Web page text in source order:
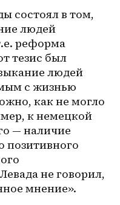
состоял в том,
людей
реформа
тезис был
людей
с жизнью
как не могло
к немецкой
— наличие
позитивного
не говорил,
мнение».